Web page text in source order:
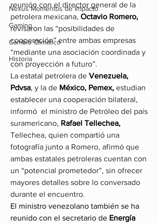
Nexus Momentos de Impacto
Gaming
Cambio Climatico
Historia
reunión con el director general de la
petrolera mexicana, Octavio Romero,
revisaron las “posibilidades de
cooperación” entre ambas empresas
“mediante una asociación coordinada y
con proyección a futuro”.
La estatal petrolera de Venezuela,
Pdvsa, y la de México, Pemex, estudian
establecer una cooperación bilateral,
informó  el ministro de Petróleo del país
suramericano, Rafael Tellechea,
Tellechea, quien compartió una
fotografía junto a Romero, afirmó que
ambas estatales petroleras cuentan con
un “potencial prometedor”, sin ofrecer
mayores detalles sobre lo conversado
durante el encuentro.
El ministro venezolano también se ha
reunido con el secretario de Energía